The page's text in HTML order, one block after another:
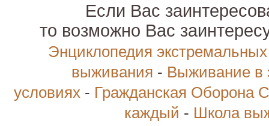
Если Вас
то возможно Вас
Энциклопедия
выживания - Выживание в
условиях - Гражданская Оборона
каждый - Школа